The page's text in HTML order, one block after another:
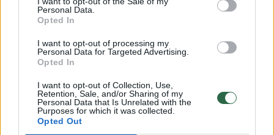
Personal Data.
Opted In
I want to opt-out of processing my
Personal Data for Targeted Advertising.
Opted In
I want to opt-out of Collection, Use,
Retention, Sale, and/or Sharing of my
Personal Data that Is Unrelated with the
Purposes for which it was collected.
Opted Out
vaizdas pribloškia
Žinios | Lietuvos diena
00:00:55
Avarija Vilniuje: į stotelę įsirėžęs automobilis sužalojo
dvi moteris